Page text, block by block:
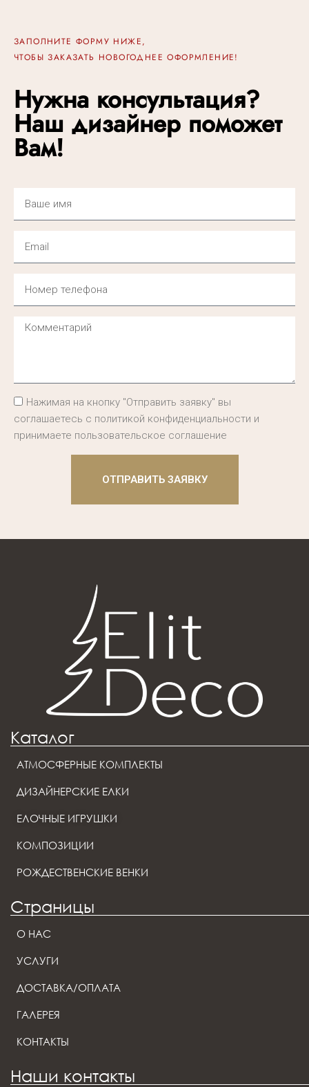
ЗАПОЛНИТЕ ФОРМУ НИЖЕ,
ЧТОБЫ ЗАКАЗАТЬ НОВОГОДНЕЕ ОФОРМЛЕНИЕ!
Нужна консультация?
Наш дизайнер поможет
Вам!
Нажимая на кнопку "Отправить заявку" вы
соглашаетесь с политикой конфиденциальности и
принимаете пользовательское соглашение
ОТПРАВИТЬ ЗАЯВКУ
Каталог
АТМОСФЕРНЫЕ КОМПЛЕКТЫ
ДИЗАЙНЕРСКИЕ ЕЛКИ
ЕЛОЧНЫЕ ИГРУШКИ
КОМПОЗИЦИИ
РОЖДЕСТВЕНСКИЕ ВЕНКИ
Страницы
О НАС
УСЛУГИ
ДОСТАВКА/ОПЛАТА
ГАЛЕРЕЯ
КОНТАКТЫ
Наши контакты